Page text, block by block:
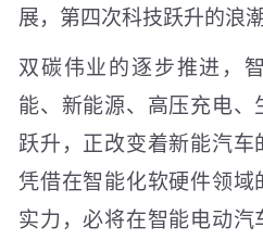
展，第四次科技跃升的浪
双碳伟业的逐步推进，
能、新能源、高压充电
跃升，正改变着新能汽
凭借在智能化软硬件领
实力，必将在智能电动